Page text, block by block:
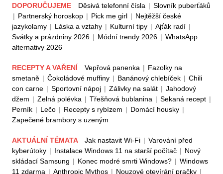
DOPORUČUJEME Děsivá telefonní čísla | Slovník puberťáků
| Partnerský horoskop | Pick me girl | Nejtěžší české
jazykolamy | Láska a vztahy | Kulturní tipy | Ajťák radí |
Svátky a prázdniny 2026 | Módní trendy 2026 | WhatsApp
alternativy 2026
RECEPTY A VAŘENÍ Vepřová panenka | Fazolky na
smetaně | Čokoládové muffiny | Banánový chlebíček | Chili
con carne | Sportovní nápoj | Zálivky na salát | Jahodový
džem | Zelná polévka | Třešňová bublanina | Sekaná recept |
Perník | Lečo | Recepty s rybízem | Domácí housky |
Zapečené brambory s uzeným
AKTUÁLNÍ TÉMATA Jak nastavit Wi-Fi | Varování před
kyberútoky | Instalace Windows 11 na starší počítač | Nový
skládací Samsung | Konec modré smrti Windows? | Windows
11 zdarma | Anthropic Mythos | Nouzové otevírání pračky |